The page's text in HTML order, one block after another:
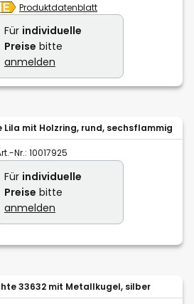
Produktdatenblatt
Für individuelle
Preise bitte
anmelden
mit Holzring, rund, sechsflammig
Nr.: 10017925
Für individuelle
Preise bitte
anmelden
33632 mit Metallkugel, silber